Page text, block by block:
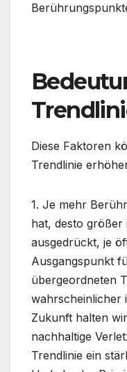
Diese Faktoren
Trendlinie
1. Je mehr
hat, desto größer
ausgedrückt, je
Ausgangspunkt
übergeordneten
wahrscheinlicher
Zukunft halten
nachhaltige
Trendlinie ein